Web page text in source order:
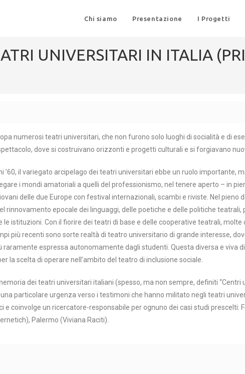
Chi siamo Presentazione I Progetti
UNIVERSITARI IN ITALIA
numerosi teatri universitari, che non furono solo luoghi di socialità e di
dove si costruivano orizzonti e progetti culturali e si forgiavano
’60, il variegato arcipelago dei teatri universitari ebbe un ruolo importante,
i mondi amatoriali a quelli del professionismo, nel tenere aperto – in
delle due Europe con festival internazionali, scambi e riviste. Nel pieno
rinnovamento epocale dei linguaggi, delle poetiche e delle politiche teatrali,
istituzioni. Con il fiorire dei teatri di base e delle cooperative teatrali,
più recenti sono sorte realtà di teatro universitario di grande interesse,
espressa autonomamente dagli studenti. Questa diversa e viva
la scelta di operare nell’ambito del teatro di inclusione sociale.
dei teatri universitari italiani (spesso, ma non sempre, definiti
particolare urgenza verso i testimoni che hanno militato negli teatri
coinvolge un ricercatore-responsabile per ognuno dei casi studi prescelti:
Palermo (Viviana Raciti).